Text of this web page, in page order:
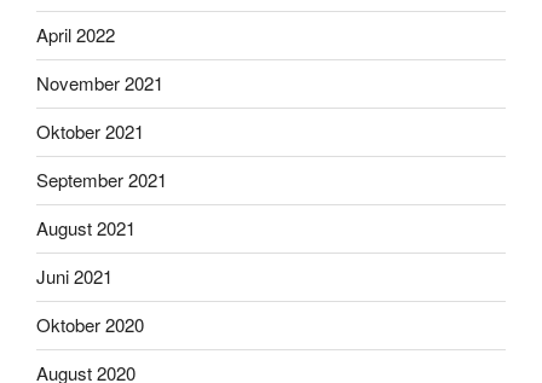
April 2022
November 2021
Oktober 2021
September 2021
August 2021
Juni 2021
Oktober 2020
August 2020